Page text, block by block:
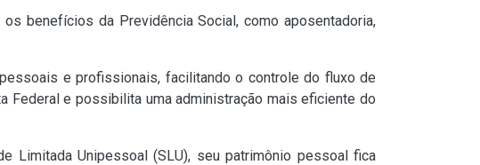
benefícios da Previdência Social, como aposentadoria,
e profissionais, facilitando o controle do fluxo de
Federal e possibilita uma administração mais eficiente do
Limitada Unipessoal (SLU), seu patrimônio pessoal fica